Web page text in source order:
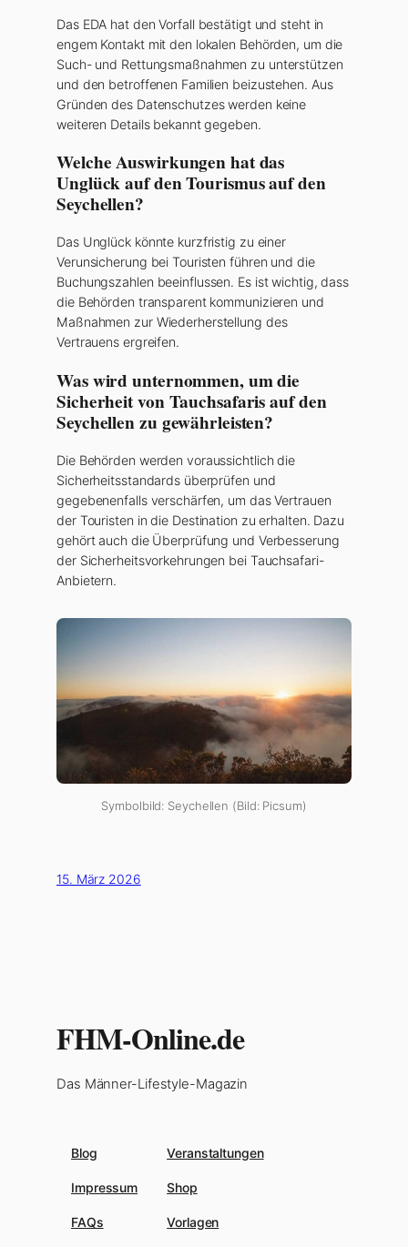
Das EDA hat den Vorfall bestätigt und steht in
engem Kontakt mit den lokalen Behörden, um die
Such- und Rettungsmaßnahmen zu unterstützen
und den betroffenen Familien beizustehen. Aus
Gründen des Datenschutzes werden keine
weiteren Details bekannt gegeben.
Welche Auswirkungen hat das
Unglück auf den Tourismus auf den
Seychellen?
Das Unglück könnte kurzfristig zu einer
Verunsicherung bei Touristen führen und die
Buchungszahlen beeinflussen. Es ist wichtig, dass
die Behörden transparent kommunizieren und
Maßnahmen zur Wiederherstellung des
Vertrauens ergreifen.
Was wird unternommen, um die
Sicherheit von Tauchsafaris auf den
Seychellen zu gewährleisten?
Die Behörden werden voraussichtlich die
Sicherheitsstandards überprüfen und
gegebenenfalls verschärfen, um das Vertrauen
der Touristen in die Destination zu erhalten. Dazu
gehört auch die Überprüfung und Verbesserung
der Sicherheitsvorkehrungen bei Tauchsafari-
Anbietern.
Symbolbild: Seychellen (Bild: Picsum)
15. März 2026
FHM-Online.de
Das Männer-Lifestyle-Magazin
Blog
Impressum
FAQs
Veranstaltungen
Shop
Vorlagen